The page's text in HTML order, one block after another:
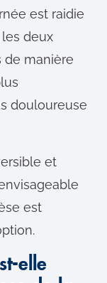
est raidie
deux
de manière
douloureuse
et
est
elle